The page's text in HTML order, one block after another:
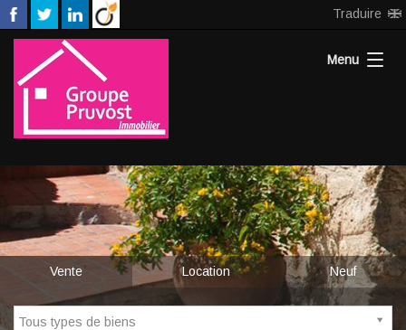
Traduire
Menu
Accueil
Nos agences
Neuf
Estimation
Recrutement
Vente Location Neuf
Tous types de biens